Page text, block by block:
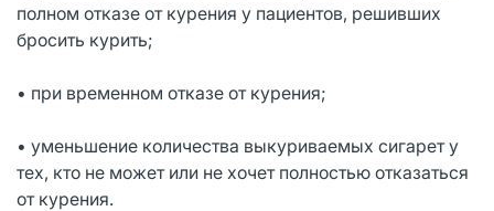
полном отказе от курения у пациентов, решивших
бросить курить;
• при временном отказе от курения;
• уменьшение количества выкуриваемых сигарет у
тех, кто не может или не хочет полностью отказаться
от курения.